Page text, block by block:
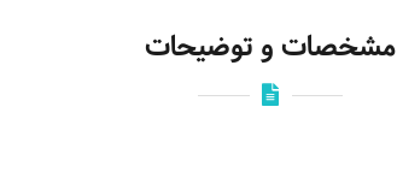
مشخصات و توضیحات